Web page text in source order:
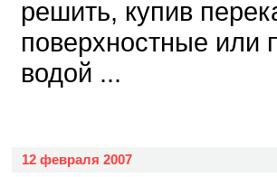
решить, купив
поверхностные или
водой ...
12 февраля 2007